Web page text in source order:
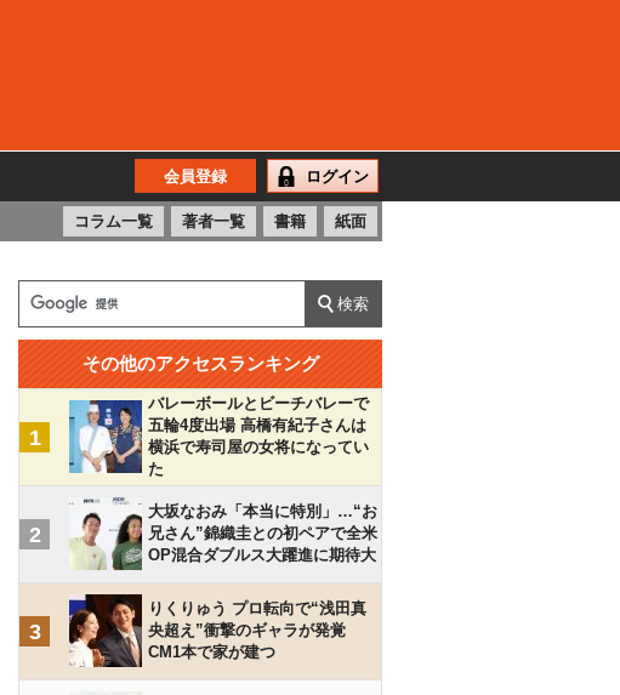
会員登録 ログイン
コラム一覧 著者一覧 書籍 紙面
その他のアクセスランキング
1
バレーボールとビーチバレーで
五輪4度出場 高橋有紀子さんは
横浜で寿司屋の女将になってい
た
2
大坂なおみ「本当に特別」…“お
兄さん”錦織圭との初ペアで全米
OP混合ダブルス大躍進に期待大
3
りくりゅう プロ転向で“浅田真
央超え”衝撃のギャラが発覚
CM1本で家が建つ